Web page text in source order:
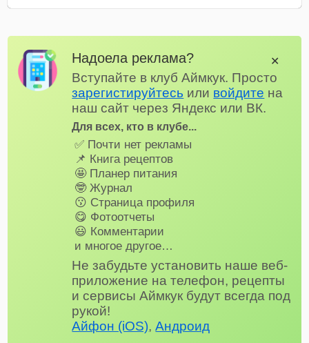
Надоела реклама?
Вступайте в клуб Аймкук. Просто
зарегистируйтесь или войдите на
наш сайт через Яндекс или ВК.
Для всех, кто в клубе...
✅ Почти нет рекламы
📌 Книга рецептов
🤩 Планер питания
🤓 Журнал
😗 Страница профиля
😋 Фотоотчеты
😃 Комментарии
и многое другое…
Не забудьте установить наше веб-
приложение на телефон, рецепты
и сервисы Аймкук будут всегда под
рукой!
Айфон (iOS),Андроид
✕